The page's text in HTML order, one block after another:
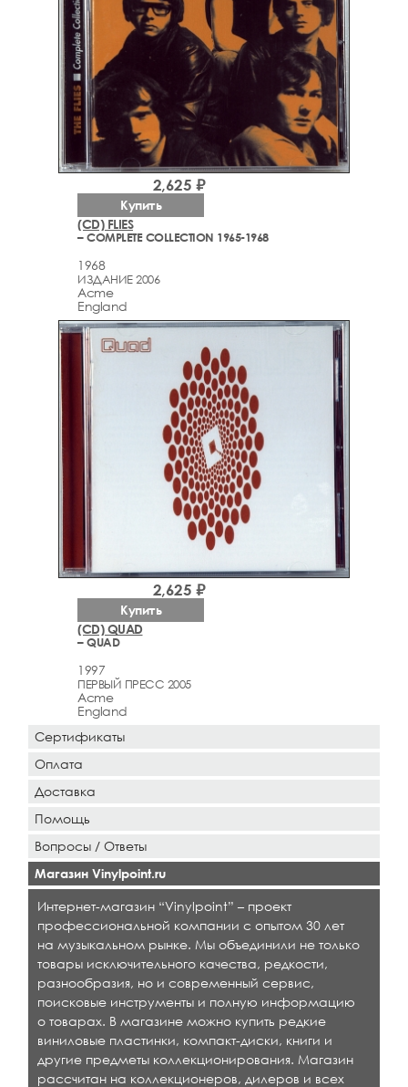
(CD) FLIES
– COMPLETE COLLECTION 1965-1968
1968
ИЗДАНИЕ 2006
Acme
England
2,625 ₽
Купить
(CD) QUAD
– QUAD
1997
ПЕРВЫЙ ПРЕСС 2005
Acme
England
2,625 ₽
Купить
Сертификаты
Оплата
Доставка
Помощь
Вопросы / Ответы
Магазин Vinylpoint.ru
Интернет-магазин “Vinylpoint” – проект
профессиональной компании с опытом 30 лет
на музыкальном рынке. Мы объединили не только
товары исключительного качества, редкости,
разнообразия, но и современный сервис,
поисковые инструменты и полную информацию
о товарах. В магазине можно купить редкие
виниловые пластинки, компакт-диски, книги и
другие предметы коллекционирования. Магазин
рассчитан на коллекционеров, дилеров и всех